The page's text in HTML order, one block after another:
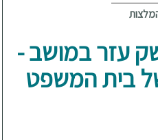
עזר במושב -
בית המשפט